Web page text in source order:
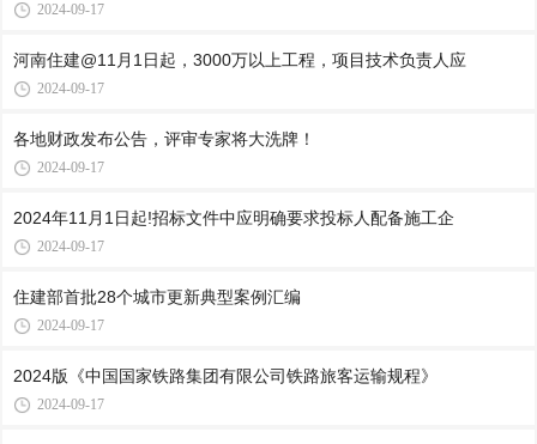
2024-09-17
河南住建@11月1日起，3000万以上工程，项目技术负责人应
2024-09-17
各地财政发布公告，评审专家将大洗牌！
2024-09-17
2024年11月1日起!招标文件中应明确要求投标人配备施工企
2024-09-17
住建部首批28个城市更新典型案例汇编
2024-09-17
2024版《中国国家铁路集团有限公司铁路旅客运输规程》
2024-09-17